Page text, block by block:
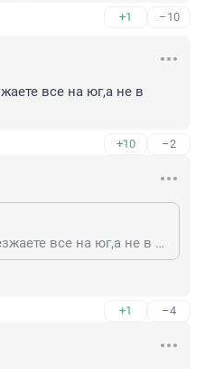
+1 –10
все на юг,а не в
+10 –2
Кому лучше ,Вам?Так уезжаете все на юг,а не в Питер претесь
+1 –4